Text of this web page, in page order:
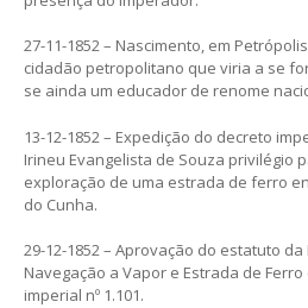
27-11-1852 – Nascimento, em
cidadão petropolitano que viria a se
se ainda um educador de renome
13-12-1852 – Expedição do decreto
Irineu Evangelista de Souza privilégio
exploração de uma estrada de ferro
do Cunha.
29-12-1852 – Aprovação do estatuto
Navegação a Vapor e Estrada de
imperial nº 1.101.